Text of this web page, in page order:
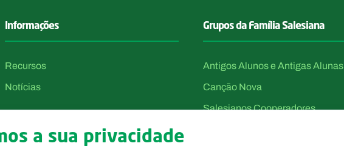
Informações
Recursos
Notícias
Grupos da Família Salesiana
Antigos Alunos e Antigas Alunas
Canção Nova
Salesianos Cooperadores
a sua privacidade